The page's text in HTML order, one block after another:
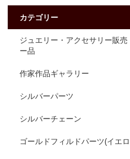
カテゴリー
ジュエリー・アクセサリー販
ー品
作家作品ギャラリー
シルバーパーツ
シルバーチェーン
ゴールドフィルドパーツ(イエ